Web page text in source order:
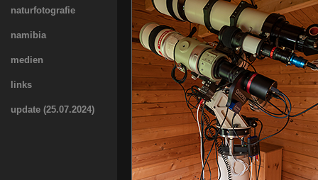
naturfotografie
namibia
medien
links
update (25.07.2024)